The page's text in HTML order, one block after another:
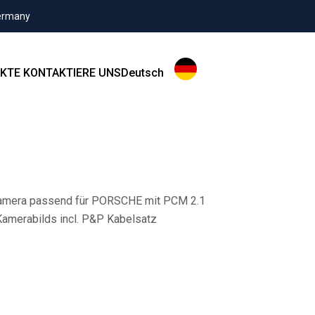
KONTAKTIERE UNSDeutsch
passend für PORSCHE mit PCM 2.1
incl. P&P Kabelsatz